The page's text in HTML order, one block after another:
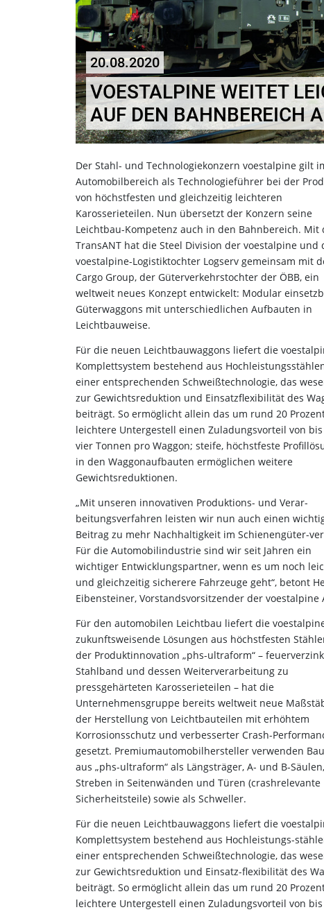
20.08.2020
VOESTALPINE WEITET
AUF DEN BAHNBEREICH
Der Stahl- und Technologiekonzern voestalpine gilt
Automobilbereich als Technologieführer bei der
von höchstfesten und gleichzeitig leichteren
Karosserieteilen. Nun übersetzt der Konzern seine
Leichtbau-Kompetenz auch in den Bahnbereich. Mit
TransANT hat die Steel Division der voestalpine und
voestalpine-Logistiktochter Logserv gemeinsam mit
Cargo Group, der Güterverkehrstochter der ÖBB, ein
weltweit neues Konzept entwickelt: Modular
Güterwaggons mit unterschiedlichen Aufbauten in
Leichtbauweise.
Für die neuen Leichtbauwaggons liefert die
Komplettsystem bestehend aus
einer entsprechenden Schweißtechnologie, das
zur Gewichtsreduktion und Einsatzflexibilität des
beiträgt. So ermöglicht allein das um rund 20
leichtere Untergestell einen Zuladungsvorteil von bis
vier Tonnen pro Waggon; steife, höchstfeste
in den Waggonaufbauten ermöglichen weitere
Gewichtsreduktionen.
„Mit unseren innovativen Produktions- und Verar-
beitungsverfahren leisten wir nun auch einen
Beitrag zu mehr Nachhaltigkeit im Schienengüter-
Für die Automobilindustrie sind wir seit Jahren ein
wichtiger Entwicklungspartner, wenn es um noch
und gleichzeitig sicherere Fahrzeuge geht“, betont
Eibensteiner, Vorstandsvorsitzender der voestalpine
Für den automobilen Leichtbau liefert die
zukunftsweisende Lösungen aus höchstfesten
der Produktinnovation „phs-ultraform“ –
Stahlband und dessen Weiterverarbeitung zu
pressgehärteten Karosserieteilen – hat die
Unternehmensgruppe bereits weltweit neue
der Herstellung von Leichtbauteilen mit erhöhtem
Korrosionsschutz und verbesserter Crash-
gesetzt. Premiumautomobilhersteller verwenden
aus „phs-ultraform“ als Längsträger, A- und B-Säulen,
Streben in Seitenwänden und Türen (crashrelevante
Sicherheitsteile) sowie als Schweller.
Für die neuen Leichtbauwaggons liefert die
Komplettsystem bestehend aus Hochleistungs-
einer entsprechenden Schweißtechnologie, das
zur Gewichtsreduktion und Einsatz-flexibilität des
beiträgt. So ermöglicht allein das um rund 20
leichtere Untergestell einen Zuladungsvorteil von bis